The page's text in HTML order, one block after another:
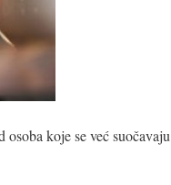
koje se već suočavaju